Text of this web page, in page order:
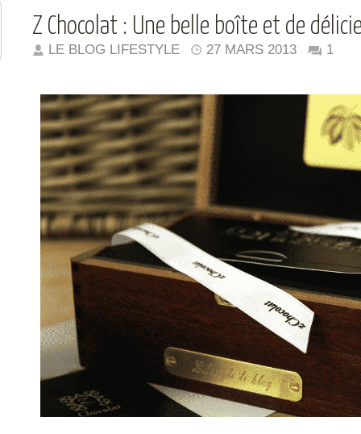
Z Chocolat : Une belle boîte et de
LE BLOG LIFESTYLE 27 MARS 2013 1